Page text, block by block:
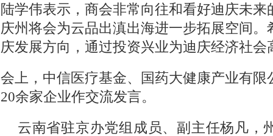
陆学伟表示，商会非常向往和看好迪庆未
庆州将会为云品出滇出海进一步拓展空间
庆发展方向，通过投资兴业为迪庆经济社
会上，中信医疗基金、国药大健康产业有限
20余家企业作交流发言。
云南省驻京办党组成员、副主任杨凡，